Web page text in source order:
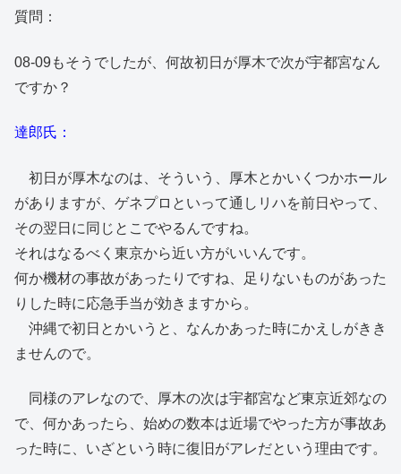
質問：
08-09もそうでしたが、何故初日が厚木で次が宇都宮なん
ですか？
達郎氏：
初日が厚木なのは、そういう、厚木とかいくつかホール
がありますが、ゲネプロといって通しリハを前日やって、
その翌日に同じとこでやるんですね。
それはなるべく東京から近い方がいいんです。
何か機材の事故があったりですね、足りないものがあった
りした時に応急手当が効きますから。
沖縄で初日とかいうと、なんかあった時にかえしがきき
ませんので。
同様のアレなので、厚木の次は宇都宮など東京近郊なの
で、何かあったら、始めの数本は近場でやった方が事故あ
った時に、いざという時に復旧がアレだという理由です。